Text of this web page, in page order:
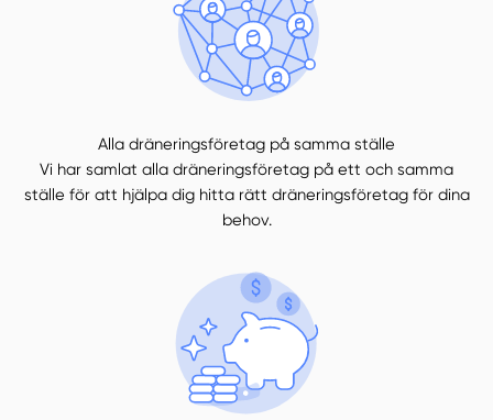
Alla dräneringsföretag på samma ställe
Vi har samlat alla dräneringsföretag på ett och samma
ställe för att hjälpa dig hitta rätt dräneringsföretag för dina
behov.